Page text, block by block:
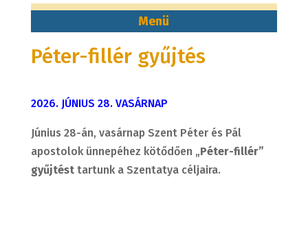
Péter-fillér gyűjtés
2026. JÚNIUS 28. VASÁRNAP
Június 28-án, vasárnap Szent Péter és Pál
apostolok ünnepéhez kötődően „Péter-fillér”
gyűjtésttartunk a Szentatya céljaira.